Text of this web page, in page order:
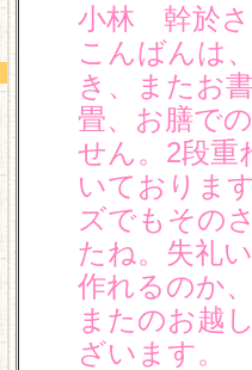
小林 幹於
こんばんは
き、またお
畳、お膳で
せん。2段重
いておりま
ズでもその
たね。失礼
作れるのか
またのお越
ざいます。